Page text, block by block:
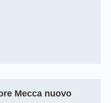
Mecca nuovo